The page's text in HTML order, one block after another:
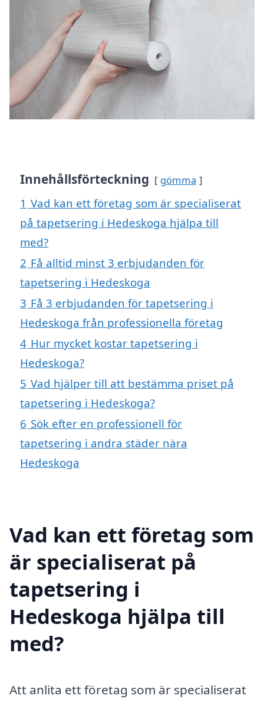
Innehållsförteckning gömma
1 Vad kan ett företag som är specialiserat
på tapetsering i Hedeskoga hjälpa till
med?
2 Få alltid minst 3 erbjudanden för
tapetsering i Hedeskoga
3 Få 3 erbjudanden för tapetsering i
Hedeskoga från professionella företag
4 Hur mycket kostar tapetsering i
Hedeskoga?
5 Vad hjälper till att bestämma priset på
tapetsering i Hedeskoga?
6 Sök efter en professionell för
tapetsering i andra städer nära
Hedeskoga
Vad kan ett företag som
är specialiserat på
tapetsering i
Hedeskoga hjälpa till
med?
Att anlita ett företag som är specialiserat